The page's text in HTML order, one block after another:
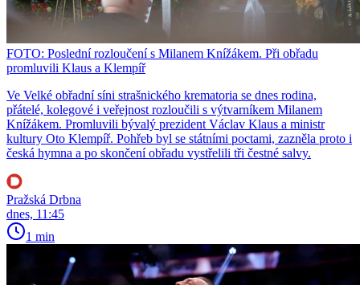
FOTO: Poslední rozloučení s Milanem Knížákem. Při obřadu
promluvili Klaus a Klempíř
Ve Velké obřadní síni strašnického krematoria se dnes rodina,
přátelé, kolegové i veřejnost rozloučili s výtvarníkem Milanem
Knížákem. Promluvili bývalý prezident Václav Klaus a ministr
kultury Oto Klempíř. Pohřeb byl se státními poctami, zazněla proto i
česká hymna a po skončení obřadu vystřelili tři čestné salvy.
Pražská Drbna
dnes, 11:45
1 min